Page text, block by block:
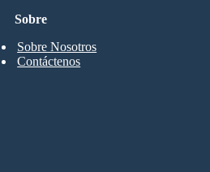
Sobre
Sobre Nosotros
Contáctenos